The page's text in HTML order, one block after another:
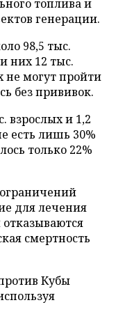
топлива и
генерации.
98,5 тыс.
них 12 тыс.
не могут пройти
без прививок.
взрослых и 1,2
есть лишь 30%
только 22%
для лечения
смертность
Кубы